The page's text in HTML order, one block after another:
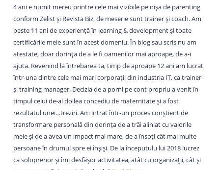
4 ani e numit mereu printre cele mai vizibile pe nișa de parenting
conform Zelist și Revista Biz, de meserie sunt trainer și coach. Am
peste 11 ani de experiență în learning & development și toate
certificările mele sunt în acest domeniu. În blog sau scris nu am
atestate, doar dorința de a le fi oamenilor mai aproape, de a-i
ajuta. Revenind la întrebarea ta, timp de aproape 12 ani am lucrat
într-una dintre cele mai mari corporații din industria IT, ca trainer
și training manager. Decizia de a porni pe cont propriu a venit în
timpul celui de-al doilea concediu de maternitate și a fost
rezultatul unei…treziri. Am intrat într-un proces conștient de
transformare personală din dorința de a trăi aliniat cu valorile
mele și de a avea un impact mai mare, de a însoți cât mai multe
persoane în drumul spre ei înșiși. De la începutulu lui 2018 lucrez
ca soloprenor și îmi desfășor activitatea, atât cu organizații, cât și